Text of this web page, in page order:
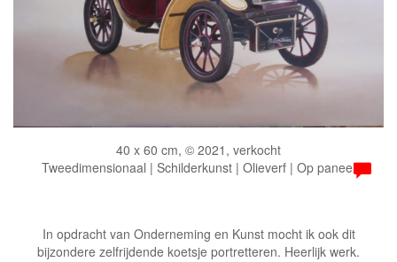
40 x 60 cm, © 2021, verkocht
Tweedimensionaal | Schilderkunst | Olieverf | Op paneel
In opdracht van Onderneming en Kunst mocht ik ook dit
bijzondere zelfrijdende koetsje portretteren. Heerlijk werk.